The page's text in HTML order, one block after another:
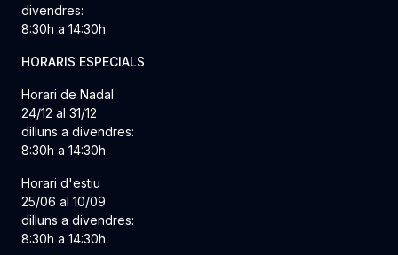
divendres:
8:30h a 14:30h
HORARIS ESPECIALS
Horari de Nadal
24/12 al 31/12
dilluns a divendres:
8:30h a 14:30h
Horari d'estiu
25/06 al 10/09
dilluns a divendres:
8:30h a 14:30h